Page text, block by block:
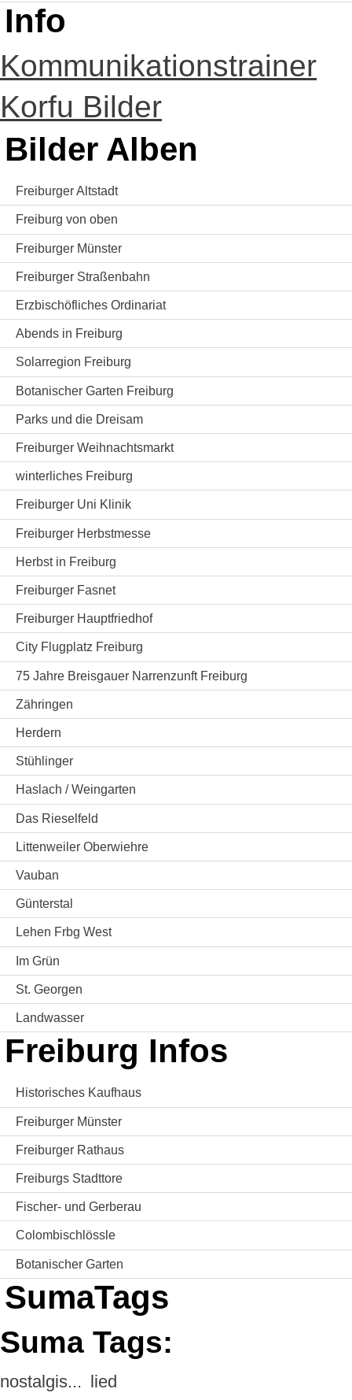
Info
Kommunikationstrainer
Korfu Bilder
Bilder Alben
Freiburger Altstadt
Freiburg von oben
Freiburger Münster
Freiburger Straßenbahn
Erzbischöfliches Ordinariat
Abends in Freiburg
Solarregion Freiburg
Botanischer Garten Freiburg
Parks und die Dreisam
Freiburger Weihnachtsmarkt
winterliches Freiburg
Freiburger Uni Klinik
Freiburger Herbstmesse
Herbst in Freiburg
Freiburger Fasnet
Freiburger Hauptfriedhof
City Flugplatz Freiburg
75 Jahre Breisgauer Narrenzunft Freiburg
Zähringen
Herdern
Stühlinger
Haslach / Weingarten
Das Rieselfeld
Littenweiler Oberwiehre
Vauban
Günterstal
Lehen Frbg West
Im Grün
St. Georgen
Landwasser
Freiburg Infos
Historisches Kaufhaus
Freiburger Münster
Freiburger Rathaus
Freiburgs Stadttore
Fischer- und Gerberau
Colombischlössle
Botanischer Garten
SumaTags
Suma Tags:
nostalgis... lied